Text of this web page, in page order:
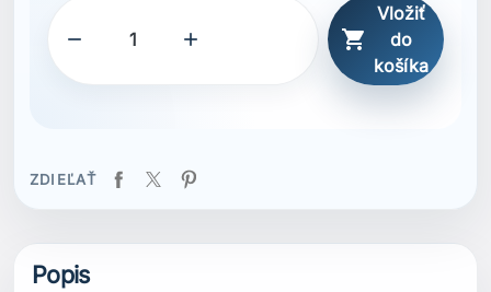
  
Vložiť
do
košíka
ZDIEĽAŤ
Popis